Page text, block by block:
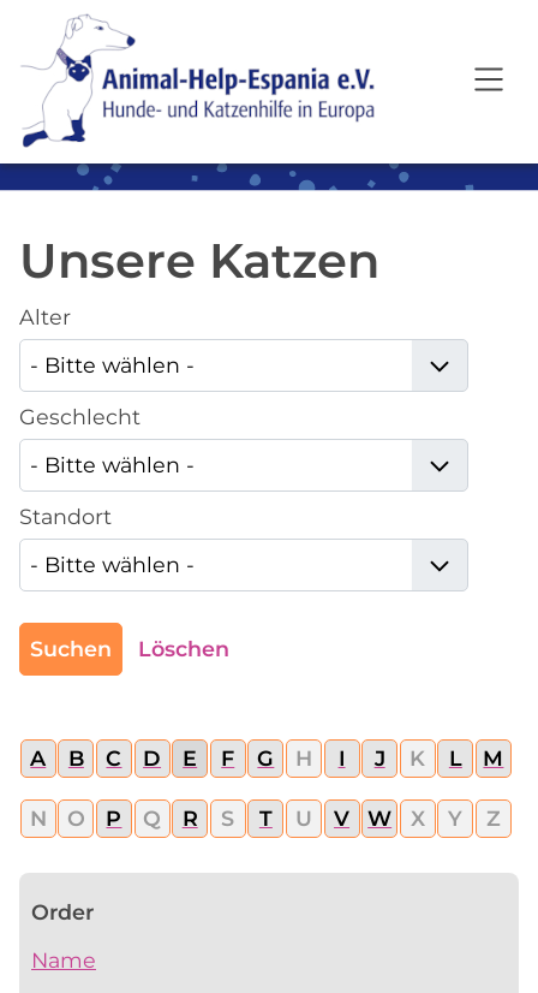
SKIP TO MAIN CONTENT
Unsere Katzen
Alter
Geschlecht
Standort
Suchen Löschen
A B C D E F G H I J K L M
N O P Q R S T U V W X Y Z
Order
Name